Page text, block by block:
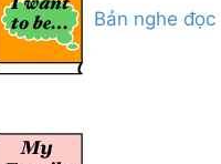
Bản nghe đọc